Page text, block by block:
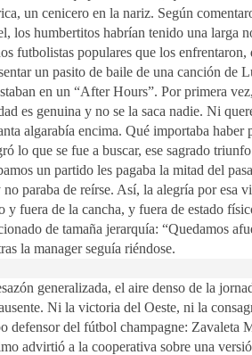
un cenicero en la nariz. Según
los humbertitos habrían tenido una larga
futbolistas populares que los
un pasito de baile de una canción de
en un “After Hours”. Por primera
es genuina y no se la saca nadie. Ni
algarabía encima. Qué importaba
lo que se fue a buscar, ese sagrado
un partido les pagaba la mitad del
no paraba de reírse. Así, la alegría por esa
y fuera de la cancha, y fuera de estado
de tamaña jerarquía: “Quedamos
la manager seguía riéndose.
generalizada, el aire denso de la
Ni la victoria del Oeste, ni la
defensor del fútbol champagne: Zavaleta
advirtió a la cooperativa sobre una